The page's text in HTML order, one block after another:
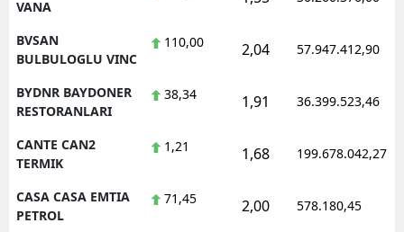
VANA
BVSAN
BULBULOGLU VINC
110,00 2,04 57.947.412,90
BYDNR BAYDONER
RESTORANLARI
38,34 1,91 36.399.523,46
CANTE CAN2
TERMIK
1,21 1,68 199.678.042,27
CASA CASA EMTIA
PETROL
71,45 2,00 578.180,45